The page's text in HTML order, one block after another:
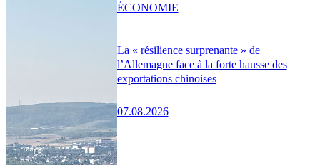
La « résilience surprenante » de
l’Allemagne face à la forte hausse des
exportations chinoises
07.08.2026
ÉCONOMIE